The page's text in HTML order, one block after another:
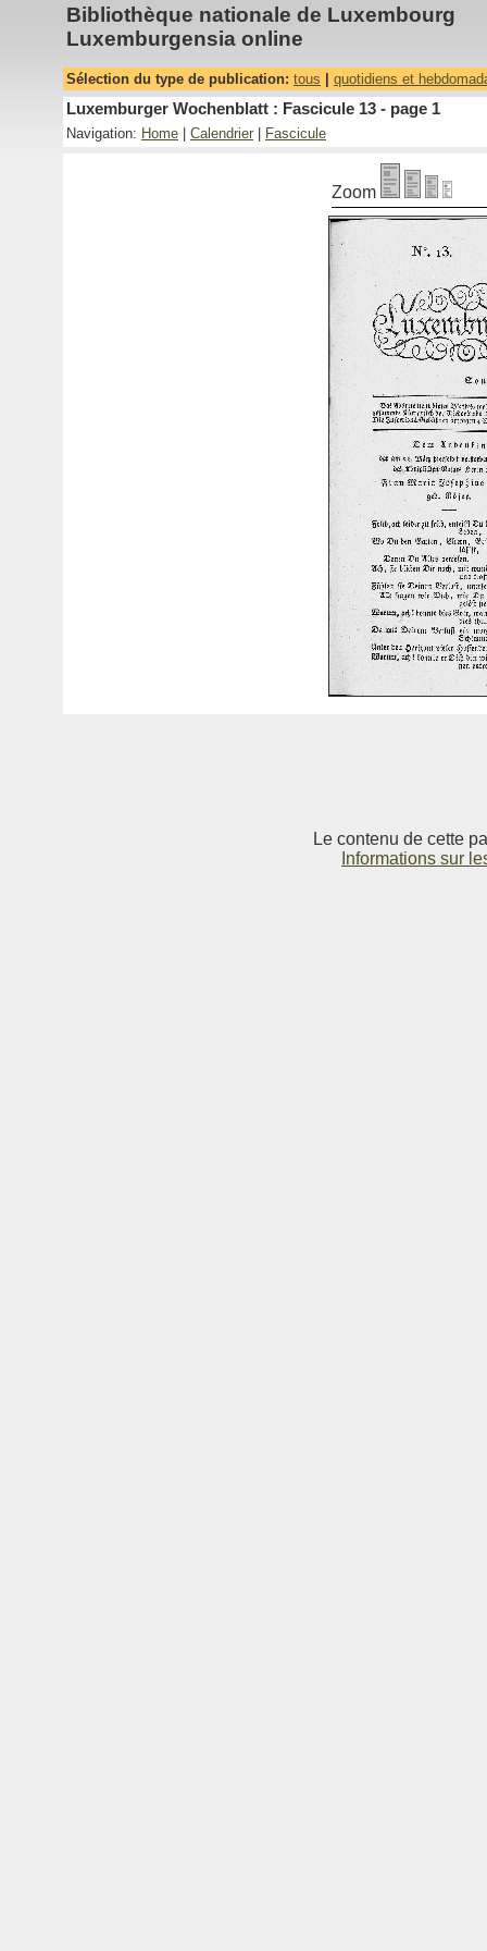
Bibliothèque nationale de Luxembourg
Luxemburgensia online
Sélection du type de publication: tous quotidiens et
Luxemburger Wochenblatt : Fascicule 13 - page 1
Navigation: Home Calendrier Fascicule
Zoom
Le contenu de cette
Informations sur